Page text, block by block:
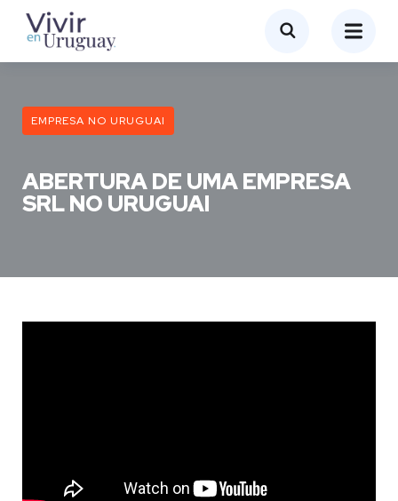
EMPRESA NO URUGUAI
ABERTURA DE UMA EMPRESA
SRL NO URUGUAI